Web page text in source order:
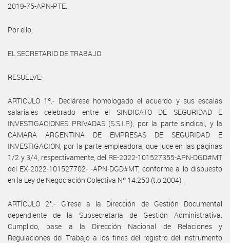
2019-75-APN-PTE.
Por ello,
EL SECRETARIO DE TRABAJO
RESUELVE:
ARTICULO 1º.- Declárese homologado el acuerdo y sus escalas
salariales celebrado entre el SINDICATO DE SEGURIDAD E
INVESTIGACIONES PRIVADAS (S.S.I.P.), por la parte sindical, y la
CAMARA ARGENTINA DE EMPRESAS DE SEGURIDAD E
INVESTIGACION, por la parte empleadora, que luce en las páginas
1/2 y 3/4, respectivamente, del RE-2022-101527355-APN-DGD#MT
del EX-2022-101527702- -APN-DGD#MT, conforme a lo dispuesto
en la Ley de Negociación Colectiva Nº 14.250 (t.o 2004).
ARTÍCULO 2°.- Gírese a la Dirección de Gestión Documental
dependiente de la Subsecretaría de Gestión Administrativa.
Cumplido, pase a la Dirección Nacional de Relaciones y
Regulaciones del Trabajo a los fines del registro del instrumento